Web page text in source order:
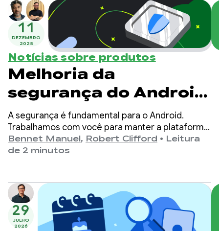
11
DEZEMBRO
2025
Notícias sobre produtos
Melhoria da
segurança do Android:
impeça que malwares
espionem os dados do
seu app
A segurança é fundamental para o Android.
Trabalhamos com você para manter a plataforma
segura e proteger os dados do usuário,
oferecendo ferramentas e recursos de
Bennet Manuel, Robert Clifford • Leitura
de 2 minutos
29
JULHO
2026